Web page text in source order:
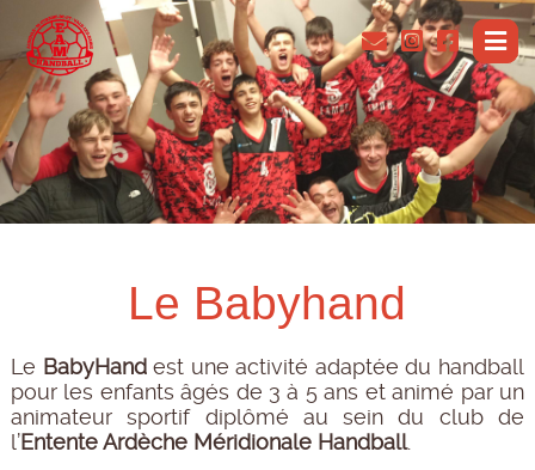
Le Babyhand
Le BabyHandest une activité adaptée du handball
pour les enfants âgés de 3 à 5 ans et animé par un
animateur sportif diplômé au sein du club de
l’Entente Ardèche Méridionale Handball.